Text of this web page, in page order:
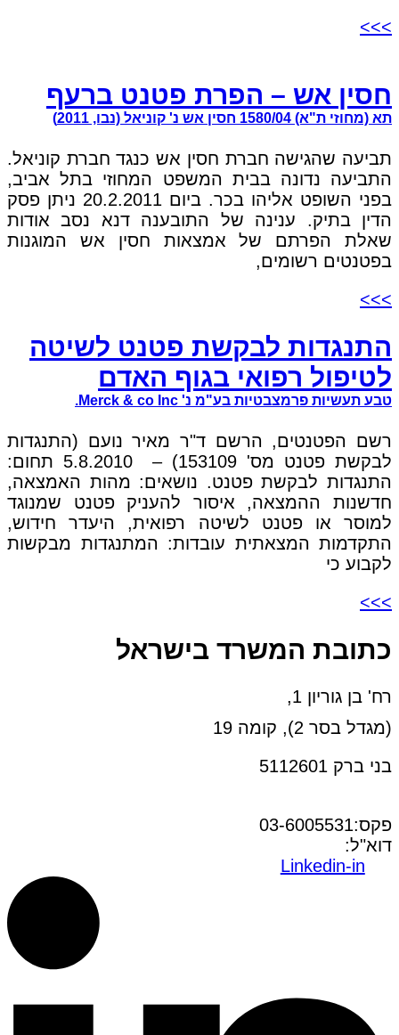
>>>
חסין אש – הפרת פטנט ברעף
תא (מחוזי ת"א) 1580/04 חסין אש נ' קוניאל (נבו, 2011)
תביעה שהגישה חברת חסין אש כנגד חברת קוניאל.
התביעה נדונה בבית המשפט המחוזי בתל אביב,
בפני השופט אליהו בכר. ביום 20.2.2011 ניתן פסק
הדין בתיק. ענינה של התובענה דנא נסב אודות
שאלת הפרתם של אמצאות חסין אש המוגנות
בפטנטים רשומים,
>>>
התנגדות לבקשת פטנט לשיטה
לטיפול רפואי בגוף האדם
טבע תעשיות פרמצבטיות בע"מ נ' Merck & co Inc.
רשם הפטנטים, הרשם ד"ר מאיר נועם (התנגדות
לבקשת פטנט מס' 153109) – 5.8.2010 תחום:
התנגדות לבקשת פטנט. נושאים: מהות האמצאה,
חדשנות ההמצאה, איסור להעניק פטנט שמנוגד
למוסר או פטנט לשיטה רפואית, היעדר חידוש,
התקדמות המצאתית עובדות: המתנגדות מבקשות
לקבוע כי
>>>
כתובת המשרד בישראל
רח' בן גוריון 1,
(מגדל בסר 2), קומה 19
בני ברק 5112601
פקס:03-6005531
דוא"ל:
Linkedin-in